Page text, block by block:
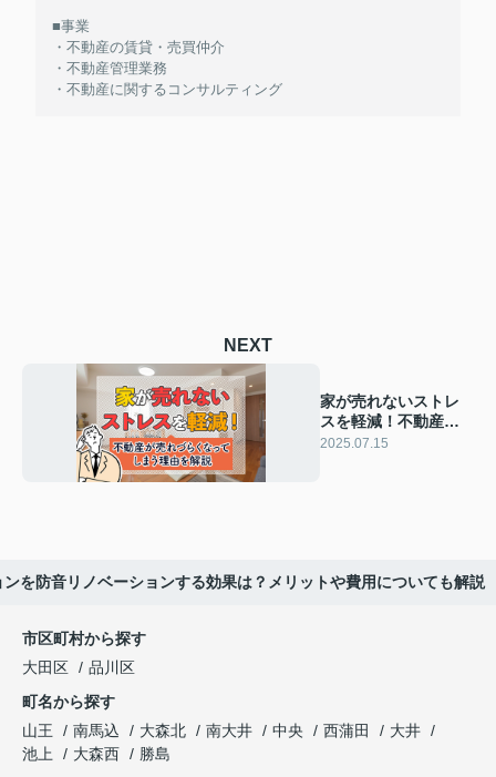
■事業
・不動産の賃貸・売買仲介
・不動産管理業務
・不動産に関するコンサルティング
NEXT
家が売れないストレ
スを軽減！不動産が
売れづらくなってし
2025.07.15
ンを防音リノベーションする効果は？メリットや費用についても解説
市区町村から探す
大田区
品川区
町名から探す
山王
南馬込 大森北 南大井 中央 西蒲田
大井
池上
大森西
勝島